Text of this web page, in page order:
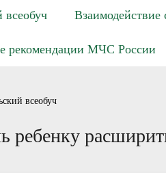
всеобуч
буклеты для родителей
акты в сфере
рекомендации МЧС России
всеобуч
ребенку